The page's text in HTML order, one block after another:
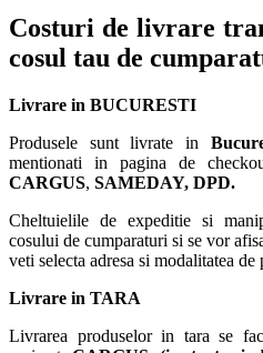
Costuri de livrare
cosul tau de
Livrare in BUCURESTI
Produsele sunt livrate in
mentionati in pagina de
CARGUS, SAMEDAY, DPD.
Cheltuielile de expeditie si
cosului de cumparaturi si se vor
veti selecta adresa si modalitatea de
Livrare in TARA
Livrarea produselor in tara se